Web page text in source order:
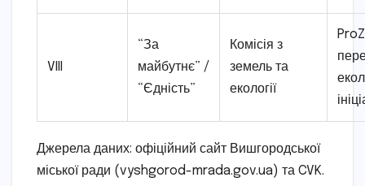
VIII
“За
майбутнє” /
“Єдність”
Комісія з
земель та
екології
Джерела даних: офіційний сайт Вишгородської
міської ради (vyshgorod-mrada.gov.ua) та CVK.